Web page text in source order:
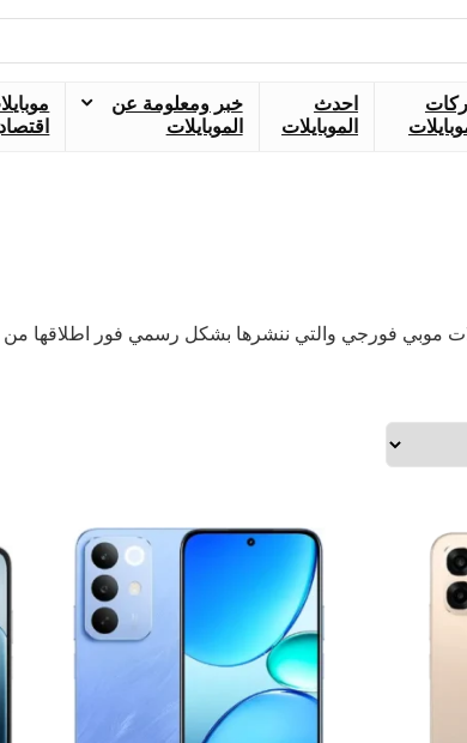
احدث
الموبايلات
خبر ومعلومة عن
الموبايلات
موبي فورجي والتي ننشرها بشكل رسمي فور اطلاقها من